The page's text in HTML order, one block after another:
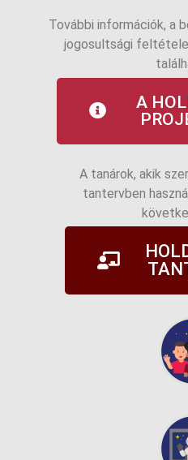
További információk, a
jogosultsági
A
A tanárok, akik
tantervben